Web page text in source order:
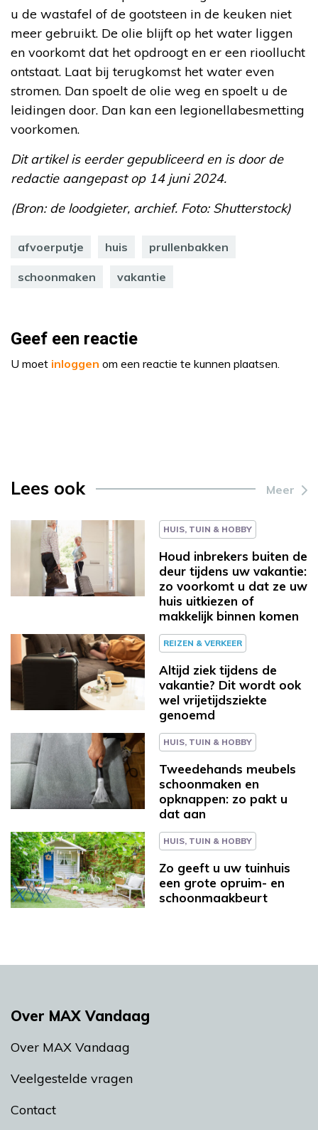
u de wastafel of de gootsteen in de keuken niet
meer gebruikt. De olie blijft op het water liggen
en voorkomt dat het opdroogt en er een rioollucht
ontstaat. Laat bij terugkomst het water even
stromen. Dan spoelt de olie weg en spoelt u de
leidingen door. Dan kan een legionellabesmetting
voorkomen.
Dit artikel is eerder gepubliceerd en is door de
redactie aangepast op 14 juni 2024.
(Bron: de loodgieter, archief. Foto: Shutterstock)
afvoerputje huis prullenbakken
schoonmaken vakantie
Geef een reactie
U moet inloggen om een reactie te kunnen plaatsen.
Lees ook Meer
HUIS, TUIN & HOBBY
Houd inbrekers buiten de
deur tijdens uw vakantie:
zo voorkomt u dat ze uw
huis uitkiezen of
makkelijk binnen komen
REIZEN & VERKEER
Altijd ziek tijdens de
vakantie? Dit wordt ook
wel vrijetijdsziekte
genoemd
HUIS, TUIN & HOBBY
Tweedehands meubels
schoonmaken en
opknappen: zo pakt u
dat aan
HUIS, TUIN & HOBBY
Zo geeft u uw tuinhuis
een grote opruim- en
schoonmaakbeurt
Over MAX Vandaag
Over MAX Vandaag
Veelgestelde vragen
Contact